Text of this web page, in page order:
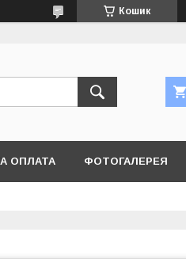
Кошик
ОПЛАТА ФОТОГАЛЕРЕЯ